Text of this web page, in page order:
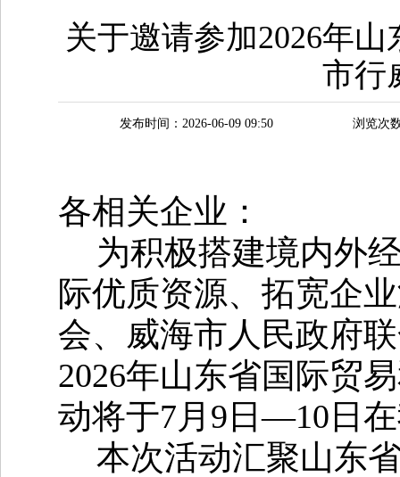
关于邀请参加2026年
市行
发布时间：2026-06-09 09:50 浏览次
各相关企业 ：
为积极搭建境内外
际优质资源、拓宽企
会、威海市人民政府
2026年山东省国际贸
动将于7月 9 日—10 日
本次活动汇聚山东